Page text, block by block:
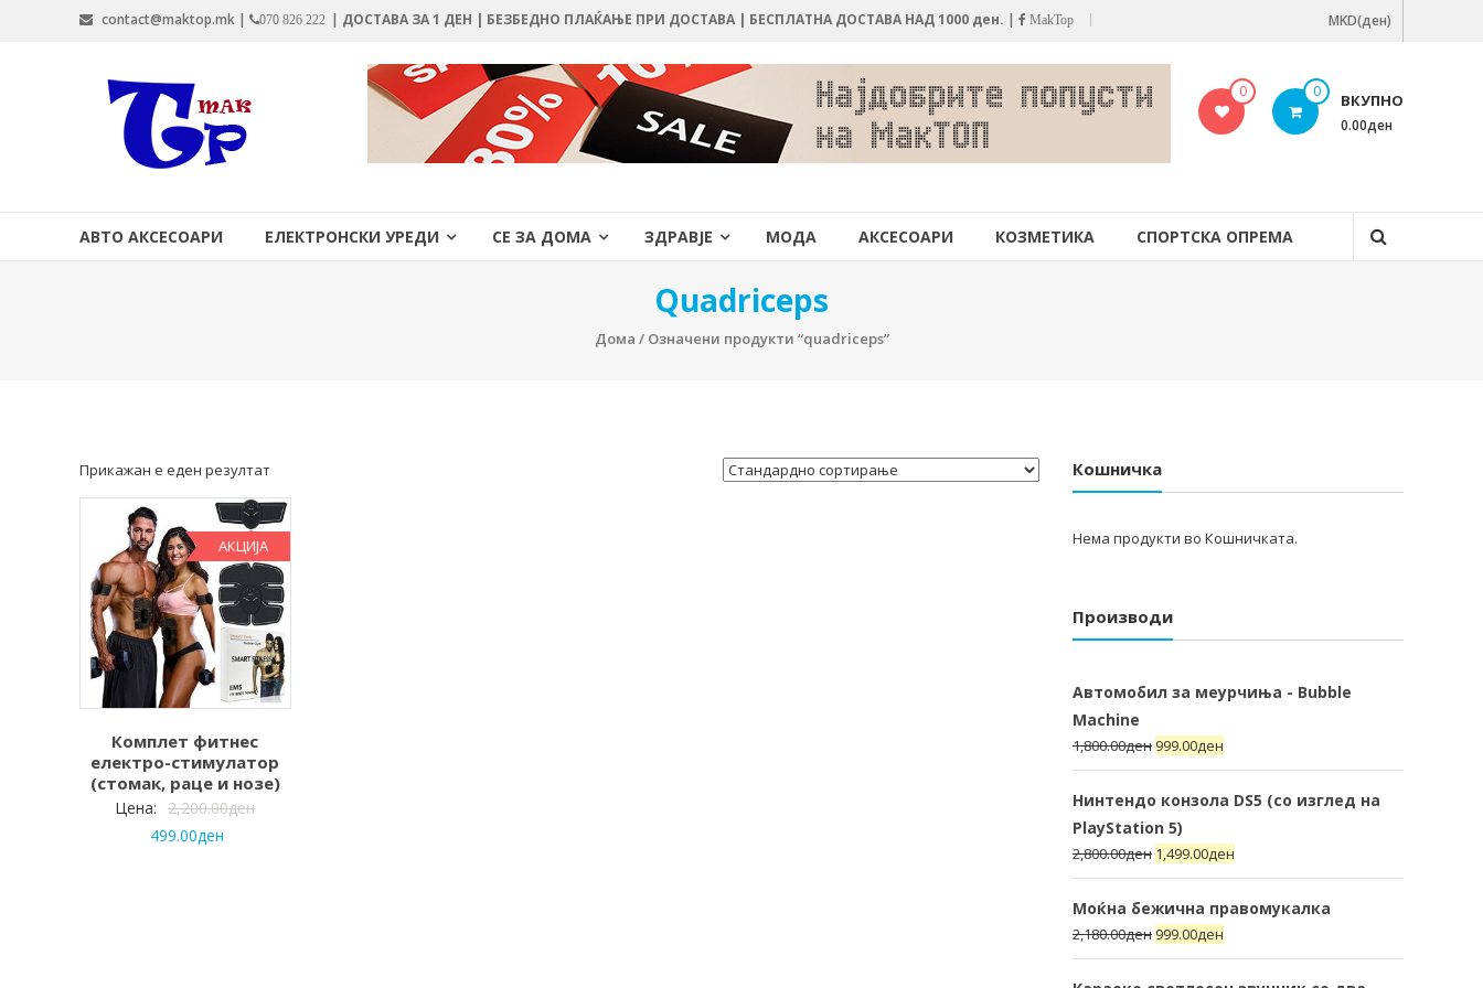
contact@maktop.mk | 070 826 222 | ДОСТАВА ЗА 1 ДЕН | БЕЗБЕДНО ПЛАЌАЊЕ ПРИ ДОСТАВА | БЕСПЛАТНА ДОСТАВА НАД 1000 ден. | MakTop MKD(ден)
MAKTOP.MK 0 0 ВКУПНО
0.00ден
АВТО АКСЕСОАРИ ЕЛЕКТРОНСКИ УРЕДИ СЕ ЗА ДОМА ЗДРАВЈЕ МОДА АКСЕСОАРИ КОЗМЕТИКА СПОРТСКА ОПРЕМА
Quadriceps
Дома / Означени продукти “quadriceps”
Прикажан е еден резултат
АКЦИЈА
Комплет фитнес
електро-стимулатор
(стомак, раце и нозе)
Цена: 2,200.00ден
499.00ден
Кошничка
Нема продукти во Кошничката.
Производи
Автомобил за меурчиња - Bubble
Machine
1,800.00ден 999.00ден
Нинтендо конзола DS5 (со изглед на
PlayStation 5)
2,800.00ден 1,499.00ден
Моќна бежична правомукалка
2,180.00ден 999.00ден